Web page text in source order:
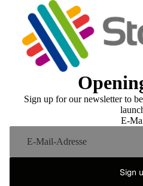
Sign up for our newsletter to
E-
Sign